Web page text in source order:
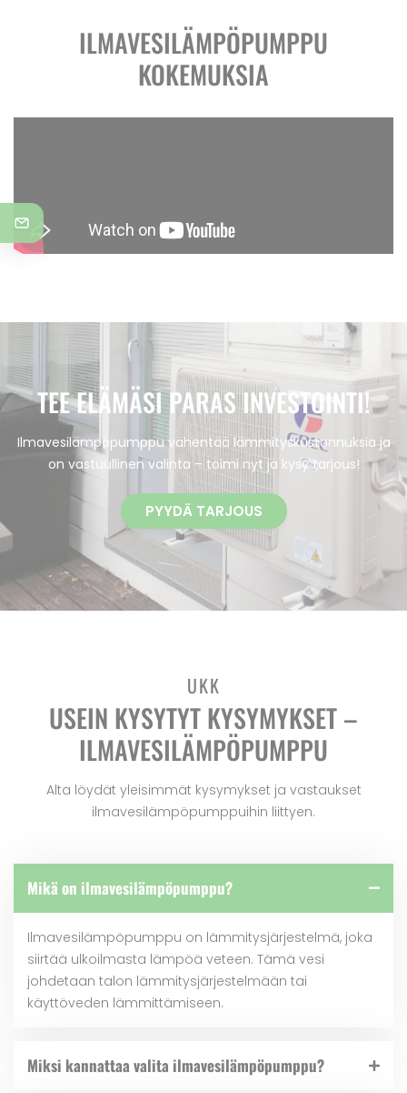
ILMAVESILÄMPÖPUMPPU
KOKEMUKSIA
TEE ELÄMÄSI PARAS INVESTOINTI!
Ilmavesilämpöpumppu vähentää lämmityskustannuksia ja
on vastuullinen valinta – toimi nyt ja kysy tarjous!
PYYDÄ TARJOUS
UKK
USEIN KYSYTYT KYSYMYKSET –
ILMAVESILÄMPÖPUMPPU
Alta löydät yleisimmät kysymykset ja vastaukset
ilmavesilämpöpumppuihin liittyen.
Mikä on ilmavesilämpöpumppu?
Ilmavesilämpöpumppu on lämmitysjärjestelmä, joka
siirtää ulkoilmasta lämpöä veteen. Tämä vesi
johdetaan talon lämmitysjärjestelmään tai
käyttöveden lämmittämiseen.
Miksi kannattaa valita ilmavesilämpöpumppu?